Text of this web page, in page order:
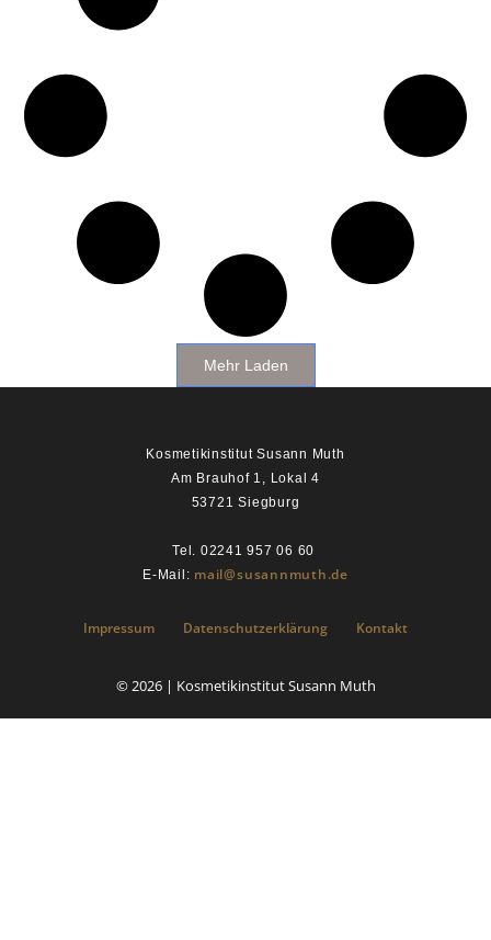
Mehr Laden
Kosmetikinstitut Susann Muth
Am Brauhof 1, Lokal 4
53721 Siegburg
Tel. 02241 957 06 60
E-Mail: mail@susannmuth.de
Impressum Datenschutzerklärung Kontakt
© 2026 | Kosmetikinstitut Susann Muth